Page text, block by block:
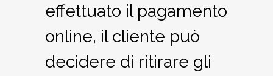
effettuato il pagamento
online, il cliente può
decidere di ritirare gli